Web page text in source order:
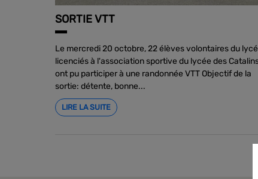
SORTIE VTT
Le mercredi 20 octobre, 22 élèves volontaires du
licenciés à l'association sportive du lycée des
ont pu participer à une randonnée VTT Objectif de la
sortie: détente, bonne...
LIRE LA SUITE